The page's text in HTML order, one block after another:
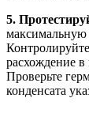
5.
максимальную
расхождение
Проверьте
конденсата